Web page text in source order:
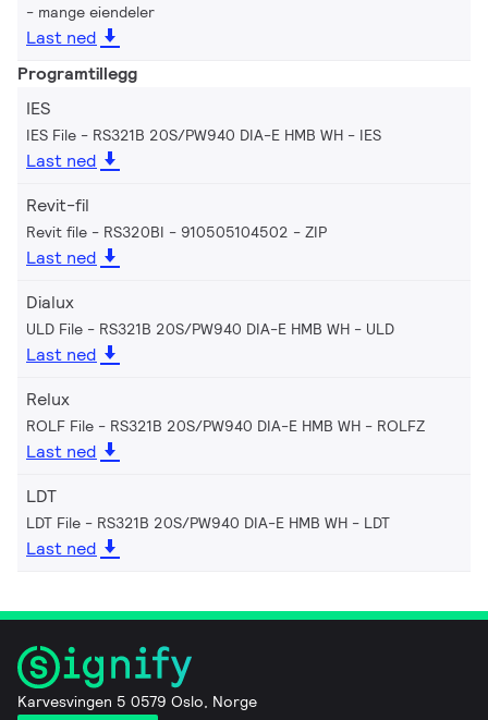
mange eiendeler
Last ned
Programtillegg
IES
IES File - RS321B 20S/PW940 DIA-E HMB WH IES
Last ned
Revit-fil
Revit file - RS320BI - 910505104502 ZIP
Last ned
Dialux
ULD File - RS321B 20S/PW940 DIA-E HMB WH ULD
Last ned
Relux
ROLF File - RS321B 20S/PW940 DIA-E HMB WH ROLFZ
Last ned
LDT
LDT File - RS321B 20S/PW940 DIA-E HMB WH LDT
Last ned
Karvesvingen 5 0579 Oslo, Norge